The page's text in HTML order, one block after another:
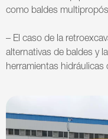
como baldes
– El caso de la
alternativas de baldes y
herramientas